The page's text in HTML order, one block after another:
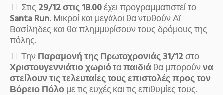
Στις 29/12 στις 18.00έχει προγραμματιστεί το
Santa Run. Μικροί και μεγάλοι θα ντυθούν Αϊ
Βασίληδες και θα πλημμυρίσουν τους δρόμους της
πόλης.
ΤηνΠαραμονή της Πρωτοχρονιάς 31/12στο
Χριστουγεννιάτιο χωριόταπαιδιάθα μπορούννα
στείλουν τις τελευταίες τους επιστολές προς τον
Βόρειο Πόλομε τις ευχές και τις επιθυμίες τους.